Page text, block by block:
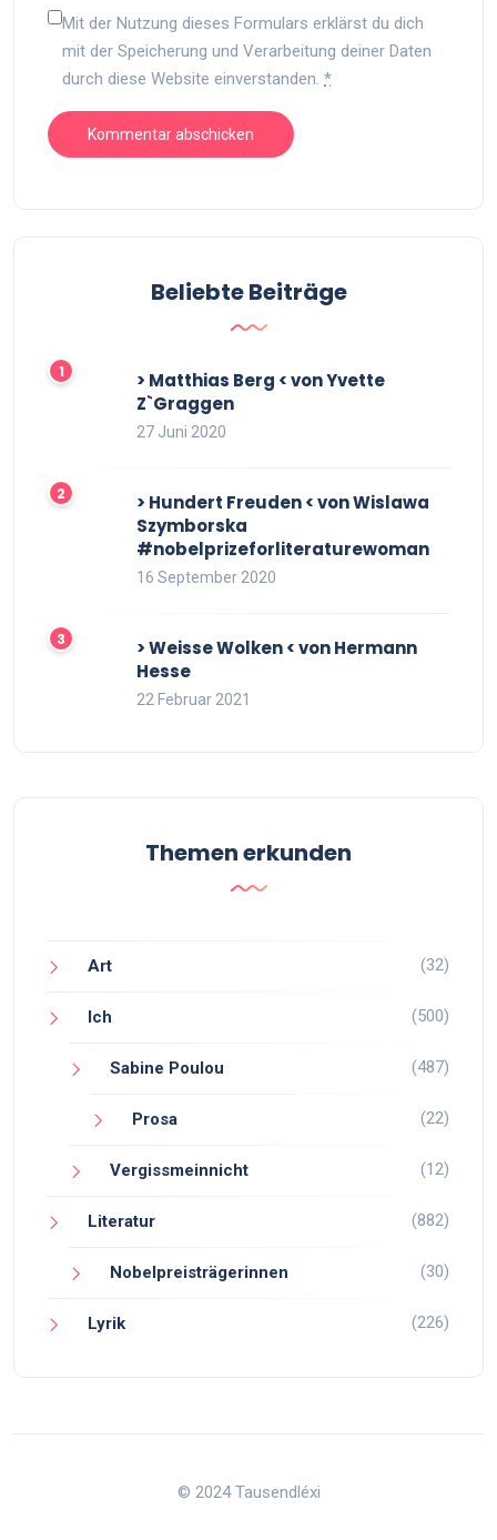
Mit der Nutzung dieses Formulars erklärst du dich
mit der Speicherung und Verarbeitung deiner Daten
durch diese Website einverstanden. *
Beliebte Beiträge
> Matthias Berg < von Yvette
Z`Graggen
27 Juni 2020
> Hundert Freuden < von Wislawa
Szymborska
#nobelprizeforliteraturewoman
16 September 2020
> Weisse Wolken < von Hermann
Hesse
22 Februar 2021
Themen erkunden
Art (32)
Ich (500)
Sabine Poulou (487)
Prosa (22)
Vergissmeinnicht (12)
Literatur (882)
Nobelpreisträgerinnen (30)
Lyrik (226)
© 2024 Tausendléxi